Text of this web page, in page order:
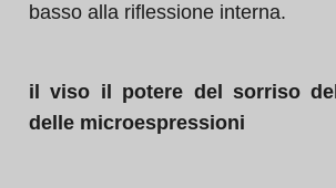
basso alla riflessione interna.
il viso il potere del sorriso
delle microespressioni